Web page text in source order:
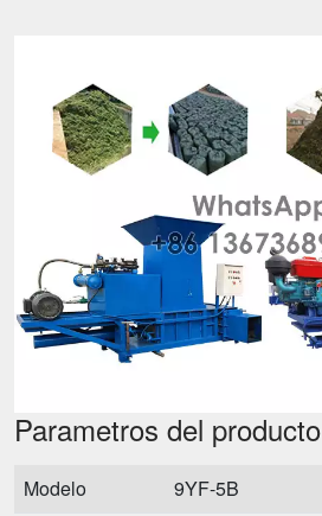
Parametros del producto
Modelo
9YF-5B